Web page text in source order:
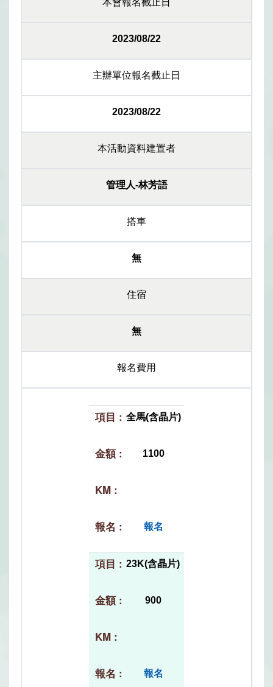
本會報名截止日
2023/08/22
主辦單位報名截止日
2023/08/22
本活動資料建置者
管理人-林芳語
搭車
無
住宿
無
報名費用
全馬(含晶片)
1100
報名
23K(含晶片)
900
報名